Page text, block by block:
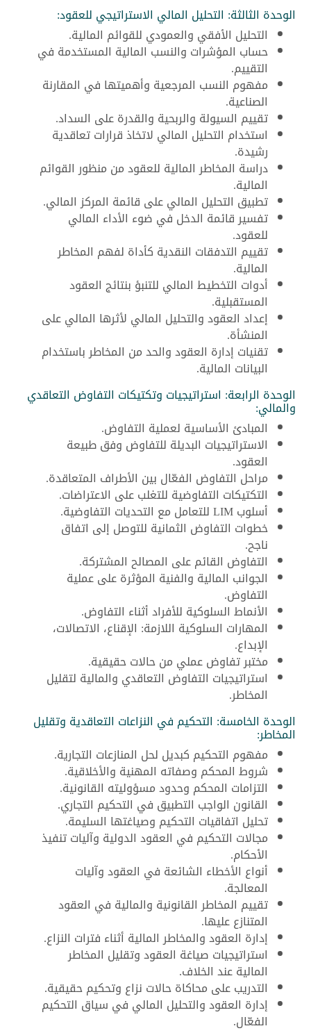
الوحدة الثالثة: التحليل المالي الاستراتيجي للعقود:
التحليل الأفقي والعمودي للقوائم المالية.
حساب المؤشرات والنسب المالية المستخدمة في
التقييم.
مفهوم النسب المرجعية وأهميتها في المقارنة
الصناعية.
تقييم السيولة والربحية والقدرة على السداد.
استخدام التحليل المالي لاتخاذ قرارات تعاقدية
رشيدة.
دراسة المخاطر المالية للعقود من منظور القوائم
المالية.
تطبيق التحليل المالي على قائمة المركز المالي.
تفسير قائمة الدخل في ضوء الأداء المالي
للعقود.
تقييم التدفقات النقدية كأداة لفهم المخاطر
المالية.
أدوات التخطيط المالي للتنبؤ بنتائج العقود
المستقبلية.
إعداد العقود والتحليل المالي لأثرها المالي على
المنشأة.
تقنيات إدارة العقود والحد من المخاطر باستخدام
البيانات المالية.
الوحدة الرابعة: استراتيجيات وتكتيكات التفاوض التعاقدي
والمالي:
المبادئ الأساسية لعملية التفاوض.
الاستراتيجيات البديلة للتفاوض وفق طبيعة
العقود.
مراحل التفاوض الفعّال بين الأطراف المتعاقدة.
التكتيكات التفاوضية للتغلب على الاعتراضات.
أسلوب LIM للتعامل مع التحديات التفاوضية.
خطوات التفاوض الثمانية للتوصل إلى اتفاق
ناجح.
التفاوض القائم على المصالح المشتركة.
الجوانب المالية والفنية المؤثرة على عملية
التفاوض.
الأنماط السلوكية للأفراد أثناء التفاوض.
المهارات السلوكية اللازمة: الإقناع، الاتصالات،
الإبداع.
مختبر تفاوض عملي من حالات حقيقية.
استراتيجيات التفاوض التعاقدي والمالية لتقليل
المخاطر.
الوحدة الخامسة: التحكيم في النزاعات التعاقدية وتقليل
المخاطر:
مفهوم التحكيم كبديل لحل المنازعات التجارية.
شروط المحكم وصفاته المهنية والأخلاقية.
التزامات المحكم وحدود مسؤوليته القانونية.
القانون الواجب التطبيق في التحكيم التجاري.
تحليل اتفاقيات التحكيم وصياغتها السليمة.
مجالات التحكيم في العقود الدولية وآليات تنفيذ
الأحكام.
أنواع الأخطاء الشائعة في العقود وآليات
المعالجة.
تقييم المخاطر القانونية والمالية في العقود
المتنازع عليها.
إدارة العقود والمخاطر المالية أثناء فترات النزاع.
استراتيجيات صياغة العقود وتقليل المخاطر
المالية عند الخلاف.
التدريب على محاكاة حالات نزاع وتحكيم حقيقية.
إدارة العقود والتحليل المالي في سياق التحكيم
الفعّال.